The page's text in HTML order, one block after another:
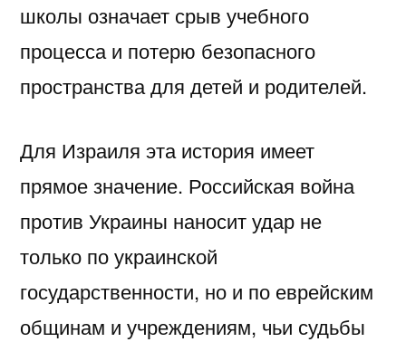
школы означает срыв учебного
процесса и потерю безопасного
пространства для детей и родителей.
Для Израиля эта история имеет
прямое значение. Российская война
против Украины наносит удар не
только по украинской
государственности, но и по еврейским
общинам и учреждениям, чьи судьбы